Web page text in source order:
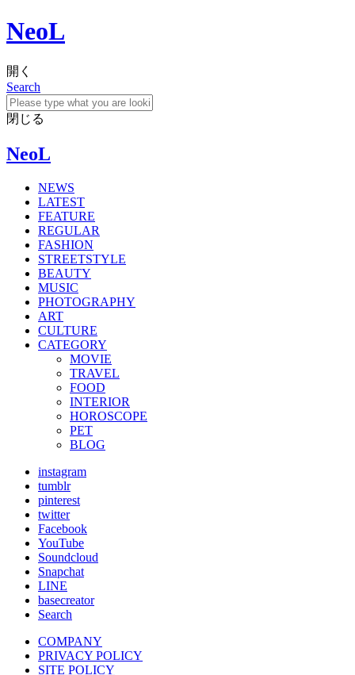
NeoL
開く
Search
閉じる
NeoL
NEWS
LATEST
FEATURE
REGULAR
FASHION
STREETSTYLE
BEAUTY
MUSIC
PHOTOGRAPHY
ART
CULTURE
CATEGORY
MOVIE
TRAVEL
FOOD
INTERIOR
HOROSCOPE
PET
BLOG
instagram
tumblr
pinterest
twitter
Facebook
YouTube
Soundcloud
Snapchat
LINE
basecreator
Search
COMPANY
PRIVACY POLICY
SITE POLICY